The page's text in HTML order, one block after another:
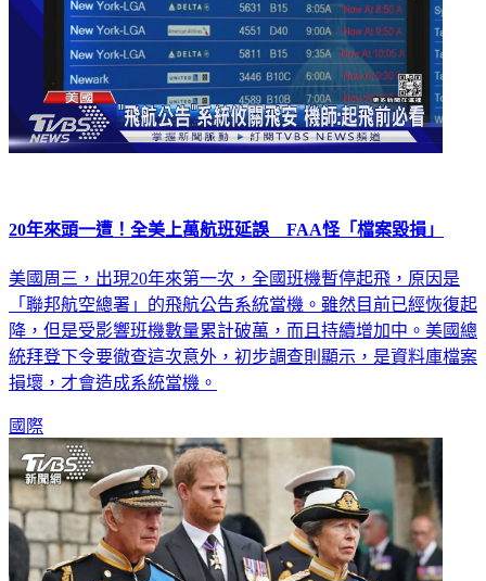
20年來頭一遭！全美上萬航班延誤 FAA怪「檔案毀損」
美國周三，出現20年來第一次，全國班機暫停起飛，原因是
「聯邦航空總署」的飛航公告系統當機。雖然目前已經恢復起
降，但是受影響班機數量累計破萬，而且持續增加中。美國總
統拜登下令要徹查這次意外，初步調查則顯示，是資料庫檔案
損壞，才會造成系統當機。
國際